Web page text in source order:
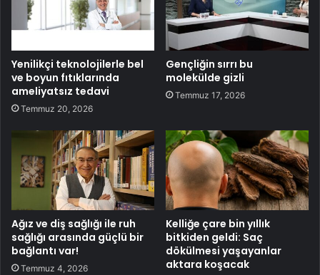
Yenilikçi teknolojilerle bel
ve boyun fıtıklarında
ameliyatsız tedavi
Temmuz 20, 2026
Gençliğin sırrı bu
molekülde gizli
Temmuz 17, 2026
Ağız ve diş sağlığı ile ruh
sağlığı arasında güçlü bir
bağlantı var!
Temmuz 4, 2026
Kelliğe çare bin yıllık
bitkiden geldi: Saç
dökülmesi yaşayanlar
aktara koşacak